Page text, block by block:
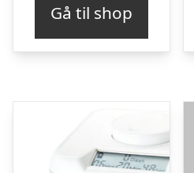
Gå til shop